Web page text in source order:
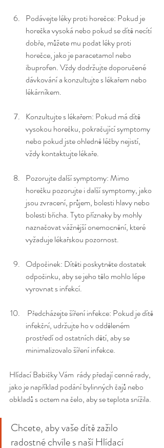
Podávejte léky proti horečce: Pokud je
horečka vysoká nebo pokud se dítě necítí
dobře, můžete mu podat léky proti
horečce, jako je paracetamol nebo
ibuprofen. Vždy dodržujte doporučené
dávkování a konzultujte s lékařem nebo
lékárníkem.
Konzultujte s lékařem: Pokud má dítě
vysokou horečku, pokračující symptomy
nebo pokud jste ohledně léčby nejistí,
vždy kontaktujte lékaře.
Pozorujte další symptomy: Mimo
horečku pozorujte i další symptomy, jako
jsou zvracení, průjem, bolesti hlavy nebo
bolesti břicha. Tyto příznaky by mohly
naznačovat vážnější onemocnění, které
vyžaduje lékařskou pozornost.
Odpočinek: Dítěti poskytněte dostatek
odpočinku, aby se jeho tělo mohlo lépe
vyrovnat s infekcí.
infekční, udržujte ho v odděleném
prostředí od ostatních dětí, aby se
minimalizovalo šíření infekce.
Hlídací Babičky Vám  rády předají cenné rady,
jako je například podání bylinných čajů nebo
obkladů s octem na čelo, aby se teplota snížila.
Chcete, aby vaše dítě zažilo
radostné chvíle s naší Hlídací